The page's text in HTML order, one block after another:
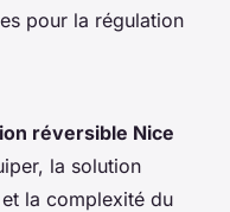
pour la régulation
réversible Nice
la solution
la complexité du